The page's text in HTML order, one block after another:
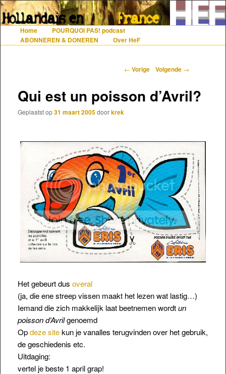
De gezelligste website voor Nederlanders die iets met Frankrijk hebben
HoofdmenuSpring naar de primaire inhoud
Spring naar de secundaire inhoud
Home
POURQUOI PAS! podcast
ABONNEREN & DONEREN
Over HeF
Berichtnavigatie
← Vorige Volgende →
Qui est un poisson d’Avril?
Geplaatst op31 maart 2005doorkrek
Het gebeurt dus overal
(ja, die ene streep vissen maakt het lezen wat lastig…)
Iemand die zich makkelijk laat beetnemen wordtun
poisson d’Avrilgenoemd
Opdeze sitekun je vanalles terugvinden over het gebruik,
de geschiedenis etc.
Uitdaging:
vertel je beste 1 april grap!